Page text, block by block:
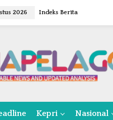
2026 Indeks Berita
Kepri Nasional